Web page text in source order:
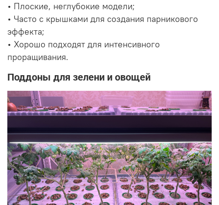
• Плоские, неглубокие модели;
• Часто с крышками для создания парникового
эффекта;
• Хорошо подходят для интенсивного
проращивания.
Поддоны для зелени и овощей